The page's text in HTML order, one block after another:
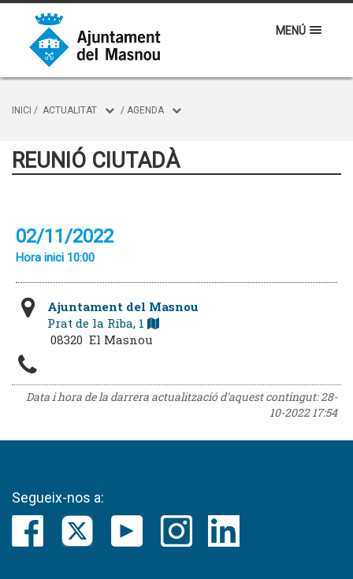
MENÚ
INICI / ACTUALITAT / AGENDA
REUNIÓ CIUTADÀ
02/11/2022
Hora inici 10:00
Ajuntament del Masnou
Prat de la Riba, 1
08320 El Masnou
Data i hora de la darrera actualització d'aquest contingut:28-
10-2022 17:54
Segueix-nos a: